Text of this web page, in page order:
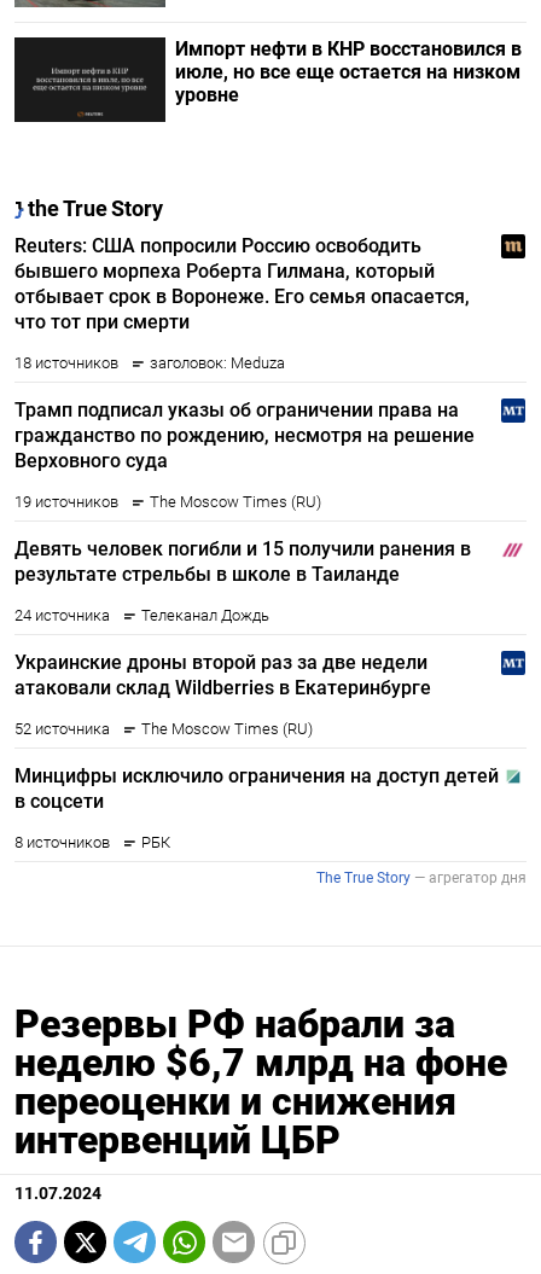
Импорт нефти в КНР восстановился в
июле, но все еще остается на низком
уровне
Резервы РФ набрали за
неделю $6,7 млрд на фоне
переоценки и снижения
интервенций ЦБР
11.07.2024